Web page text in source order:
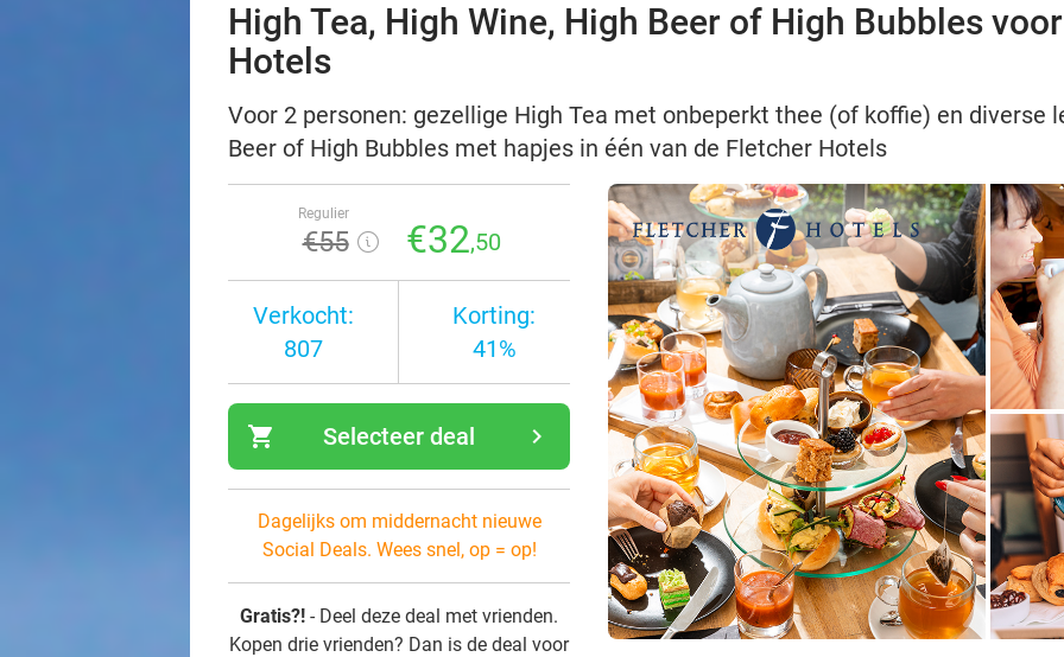
High Tea, High Wine, High Beer of High Bubbles
Hotels
Voor 2 personen: gezellige High Tea met onbeperkt thee (of koffie) en diverse
Beer of High Bubbles met hapjes in één van de Fletcher Hotels
Regulier
€55 €32,50
Verkocht:
807
Korting:
41%
shopping_cart navigate_next
Selecteer deal
Dagelijks om middernacht nieuwe
Social Deals. Wees snel, op = op!
Gratis?! - Deel deze deal met vrienden.
Kopen drie vrienden? Dan is de deal voor